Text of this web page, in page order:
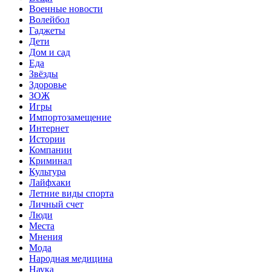
Военные новости
Волейбол
Гаджеты
Дети
Дом и сад
Еда
Звёзды
Здоровье
ЗОЖ
Игры
Импортозамещение
Интернет
Истории
Компании
Криминал
Культура
Лайфхаки
Летние виды спорта
Личный счет
Люди
Места
Мнения
Мода
Народная медицина
Наука